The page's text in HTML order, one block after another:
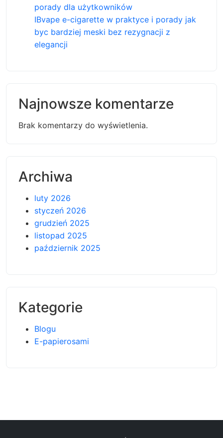
porady dla użytkowników
IBvape e-cigarette w praktyce i porady jak
byc bardziej meski bez rezygnacji z
elegancji
Najnowsze komentarze
Brak komentarzy do wyświetlenia.
Archiwa
luty 2026
styczeń 2026
grudzień 2025
listopad 2025
październik 2025
Kategorie
Blogu
E-papierosami